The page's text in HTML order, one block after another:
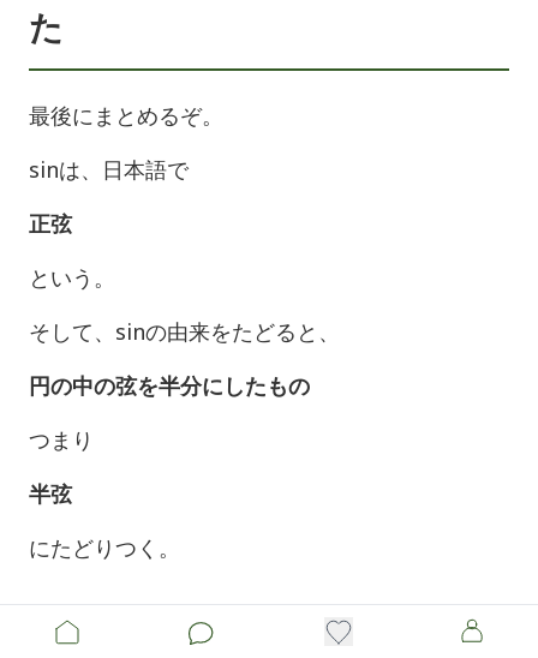
た
最後にまとめるぞ。
sinは、日本語で
正弦
という。
そして、sinの由来をたどると、
円の中の弦を半分にしたもの
つまり
半弦
にたどりつく。